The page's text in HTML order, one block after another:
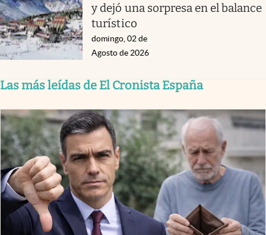
y dejó una sorpresa en el balance
turístico
domingo, 02 de
Agosto de 2026
Las más leídas de El Cronista España